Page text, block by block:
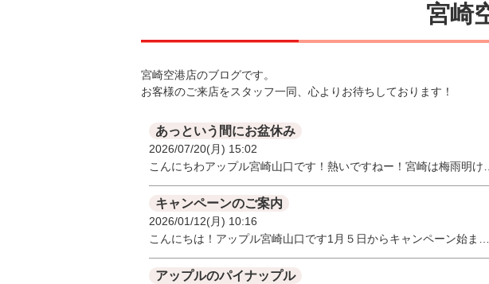
宮崎
宮崎空港店のブログです。
お客様のご来店をスタッフ一同、心よりお待ちしております！
あっという間にお盆休み
2026/07/20(月) 15:02
こんにちわアップル宮崎山口です！熱いですねー！宮崎は梅雨明け…
キャンペーンのご案内
2026/01/12(月) 10:16
こんにちは！アップル宮崎山口です1月５日からキャンペーン始ま…
アップルのパイナップル